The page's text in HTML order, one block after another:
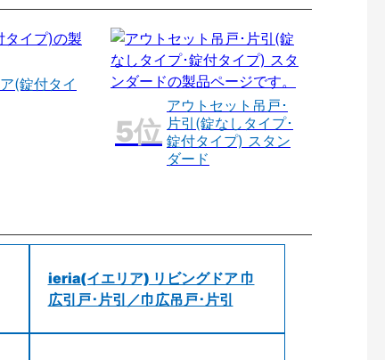
(錠付タイ
アウトセット吊戸･
片引(錠なしタイプ･
錠付タイプ) スタン
ダード
ieria(イエリア) リビングドア 巾
広引戸･片引／巾広吊戸･片引